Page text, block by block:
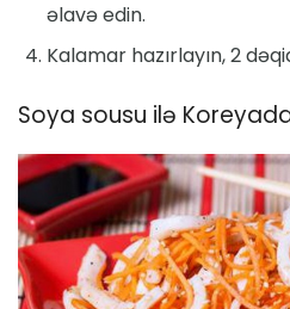
əlavə edin.
Kalamar hazırlayın, 2
Soya sousu ilə